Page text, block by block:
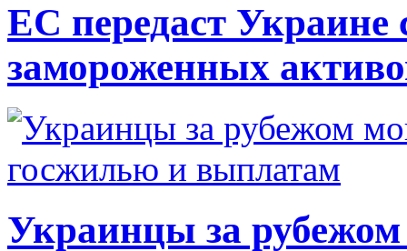
ЕС передаст Украине
замороженных
Украинцы за рубежом